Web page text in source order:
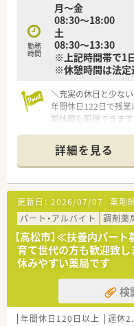
関わる各種業務につ
■未病や予防に貢献す
開発の健康食品・化
勤務
時間
月～金
08:30～18:00
土
08:30～13:30
※上記時間帯で1
※休憩時間は法定
＼充実の休日と少ない
年間休日122日で残業
期休暇も取得できま
【店舗情報と応需状況
■琴電志度線片原町駅
色の大きな看板が目
■近隣の総合病院よ
おり、薬剤師2名が在
■病院の入り口から少
業務は比較的落ち着
【募集背景と求める人
■優秀な中途人材を確
プさせるための組織
■管理薬剤師の経験
店舗運営に関わる方
■店舗ごとの独立採算
詳細を見る
更新日： 2026/07/07 薬剤
パート・アルバイト
調剤薬
【高松市】≪扶養内パー
育て世代の方も歓迎致
休みやすい薬局です
検
年間休日120日以上 週休